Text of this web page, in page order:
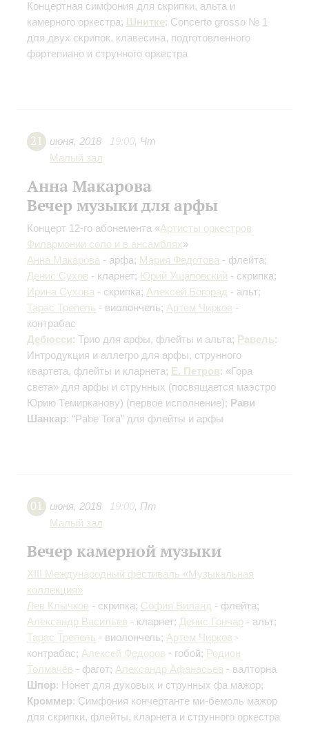
Концертная симфония для скрипки, альта и
камерного оркестра; Шнитке: Concerto grosso № 1
для двух скрипок, клавесина, подготовленного
фортепиано и струнного оркестра
21 июня, 2018 19:00, Чт
Малый зал
Анна Макарова
Вечер музыки для арфы
Концерт 12-го абонемента «Артисты оркестров
Филармонии соло и в ансамблях»
Анна Макарова - арфа; Мария Федотова - флейта;
Денис Сухов - кларнет; Юрий Ущаповский - скрипка;
Ирина Сухова - скрипка; Алексей Богорад - альт;
Тарас Трепель - виолончель; Артем Чирков -
контрабас
Дебюсси: Трио для арфы, флейты и альта; Равель:
Интродукция и аллегро для арфы, струнного
квартета, флейты и кларнета; Е. Петров: «Гора
света» для арфы и струнных (посвящается маэстро
Юрию Темирканову) (первое исполнение); Рави
Шанкар: “Pabe Tora” для флейты и арфы
01 июня, 2018 19:00, Пт
Малый зал
Вечер камерной музыки
XIII Международный фестиваль «Музыкальная
коллекция»
Лев Клычков - скрипка; София Виланд - флейта;
Александр Васильев - кларнет; Денис Гончар - альт;
Тарас Трепель - виолончель; Артем Чирков -
контрабас; Алексей Федоров - гобой; Родион
Толмачёв - фагот; Александр Афанасьев - валторна
Шпор: Нонет для духовых и струнных фа мажор;
Кроммер: Симфония кончертанте ми-бемоль мажор
для скрипки, флейты, кларнета и струнного оркестра